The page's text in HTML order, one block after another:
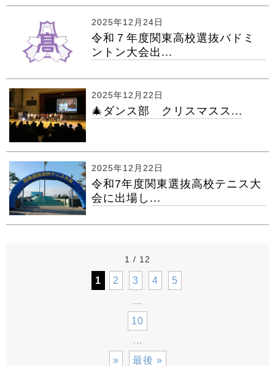
2025年12月24日
令和７年度関東高校選抜バドミ
ントン大会出...
2025年12月22日
🎄ダンス部 クリスマスス...
2025年12月22日
令和7年度関東選抜高校テニス大
会に出場し...
1 / 12
1 2 3 4 5
10
» 最後 »